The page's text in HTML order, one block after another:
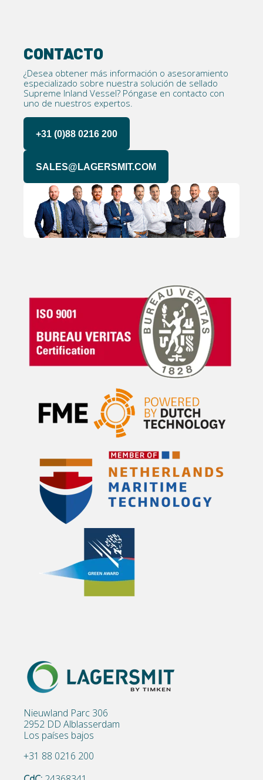
CONTACTO
¿Desea obtener más información o asesoramiento
especializado sobre nuestra solución de sellado
Supreme Inland Vessel? Póngase en contacto con
uno de nuestros expertos.
+31 (0)88 0216 200
SALES@LAGERSMIT.COM
Nieuwland Parc 306
2952 DD Alblasserdam
Los países bajos
+31 88 0216 200